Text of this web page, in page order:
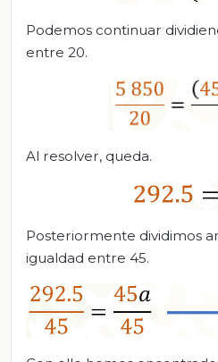
Podemos continuar
entre 20.
Al resolver, queda.
Posteriormente dividimos
igualdad entre 45.